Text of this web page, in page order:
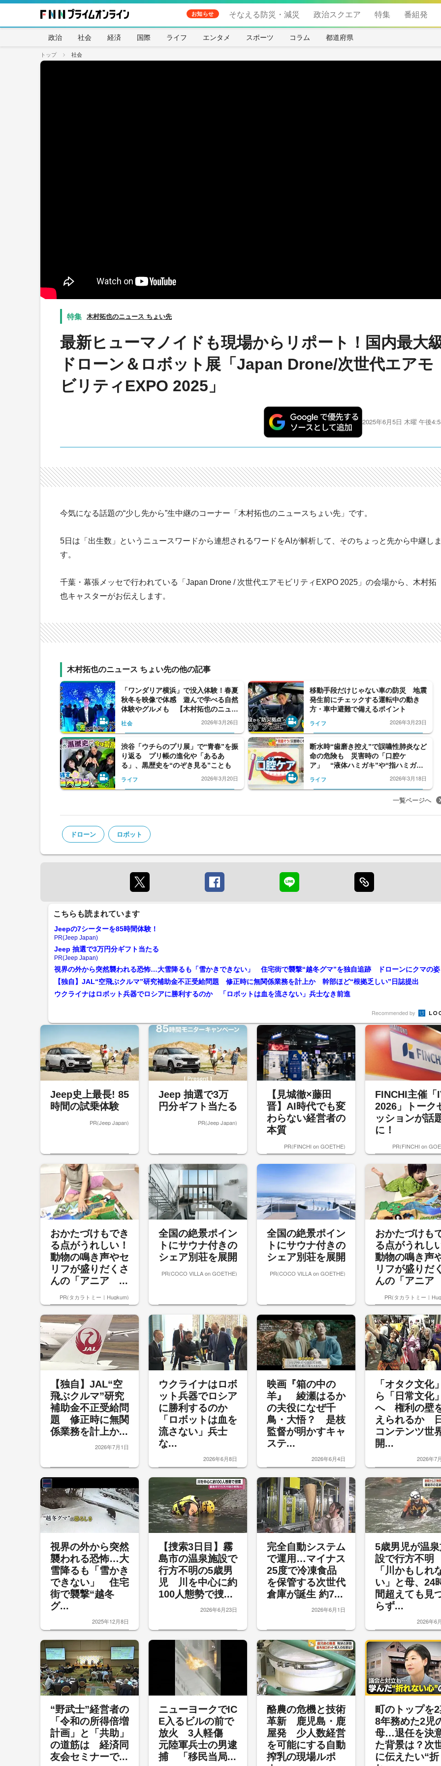
お知らせ そなえる防災・減災 政治スクエア 特集 番組発
政治 社会 経済 国際 ライフ エンタメ スポーツ コラム 都道府県
トップ 社会
木村拓也のニュース ちょい先
最新ヒューマノイドも現場からリポート！国内最大
ドローン＆ロボット展「Japan Drone/次世代エアモ
ビリティEXPO 2025」
2025年6月5日 木曜 午後
今気になる話題の“少し先から”生中継のコーナー「木村拓也のニュースちょい先」です。
5日は「出生数」というニュースワードから連想されるワードをAIが解析して、そのちょっと先から中継し
す。
千葉・幕張メッセで行われている「Japan Drone / 次世代エアモビリティEXPO 2025」の会場から、木村拓
也キャスターがお伝えします。
木村拓也のニュース ちょい先の他の記事
「ワンダリア横浜」で没入体験！春夏
秋冬を映像で体感 遊んで学べる自然
体験やグルメも 【木村拓也のニュー
社会 2026年3月26日
移動手段だけじゃない車の防災 地震
発生前にチェックする運転中の動き
方・車中避難で備えるポイント
ライフ 2026年3月23日
渋谷「ウチらのプリ展」で“青春”を振
り返る プリ帳の進化や「あるあ
る」、黒歴史を“のぞき見る”ことも
ライフ 2026年3月20日
断水時“歯磨き控え”で誤嚥性肺炎など
命の危険も 災害時の「口腔ケ
ア」 “液体ハミガキ”や“指ハミガ
ライフ 2026年3月18日
一覧ページへ
ドローン ロボット
こちらも読まれています
Jeepの7シーターを85時間体験！
PR(Jeep Japan)
Jeep 抽選で3万円分ギフト当たる
PR(Jeep Japan)
視界の外から突然襲われる恐怖…大雪降るも「雪かきできない」 住宅街で襲撃“越冬グマ”を独自追跡 ドローンにクマの
【独自】JAL“空飛ぶクルマ”研究補助金不正受給問題 修正時に無関係業務を計上か 幹部ほど“根拠乏しい”日誌提出
ウクライナはロボット兵器でロシアに勝利するのか 「ロボットは血を流さない」兵士なき前進
Recommended by
Jeep史上最長! 85
時間の試乗体験
PR(Jeep Japan)
Jeep 抽選で3万
円分ギフト当たる
PR(Jeep Japan)
【見城徹×藤田
晋】AI時代でも変
わらない経営者の
本質
PR(FINCHI on GOETHE)
FINCHI主催「
2026」トーク
ッションが話
に！
PR(FINCHI on
おかたづけもでき
る点がうれしい！
動物の鳴き声やセ
リフが盛りだくさ
んの「アニア ...
PR(タカラトミー｜Hugkum)
全国の絶景ポイン
トにサウナ付きの
シェア別荘を展開
PR(COCO VILLA on GOETHE)
全国の絶景ポイン
トにサウナ付きの
シェア別荘を展開
PR(COCO VILLA on GOETHE)
おかたづけも
る点がうれし
動物の鳴き声
リフが盛りだ
んの「アニ
PR(タカラトミー｜
【独自】JAL“空
飛ぶクルマ”研究
補助金不正受給問
題 修正時に無関
係業務を計上か...
2026年7月1日
ウクライナはロボ
ット兵器でロシア
に勝利するのか
「ロボットは血を
流さない」兵士
な...
2026年6月8日
映画『箱の中の
羊』 綾瀬はるか
の夫役になぜ千
鳥・大悟？ 是枝
監督が明かすキャ
ステ...
2026年6月4日
「オタク文化
ら「日常文化
へ 権利の壁
えられるか
コンテンツ世
開...
2026年7
視界の外から突然
襲われる恐怖…大
雪降るも「雪かき
できない」 住宅
街で襲撃“越冬
グ...
2025年12月8日
【捜索3日目】霧
島市の温泉施設で
行方不明の5歳男
児 川を中心に約
100人態勢で捜...
2026年6月23日
完全自動システム
で運用…マイナス
25度で冷凍食品
を保管する次世代
倉庫が誕生 約7...
2026年6月1日
5歳男児が温
設で行方不
「川かもしれ
い」と母、24
間超えても見
らず...
2026年6
“野武士”経営者の
「令和の所得倍増
計画」と「共助」
の道筋は 経済同
友会セミナーで...
ニューヨークでIC
E入るビルの前で
放火 3人軽傷
元陸軍兵士の男逮
捕 「移民当局...
酪農の危機と技術
革新 鹿児島・鹿
屋発 少人数経営
を可能にする自動
搾乳の現場ルポ
町のトップを
8年務めた2児
母…退任を決
た背景は？次
に伝えたい“折